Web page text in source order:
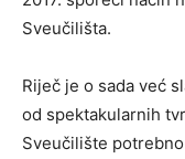
Sveučilišta.
Riječ je o sada već
od spektakularnih
Sveučilište